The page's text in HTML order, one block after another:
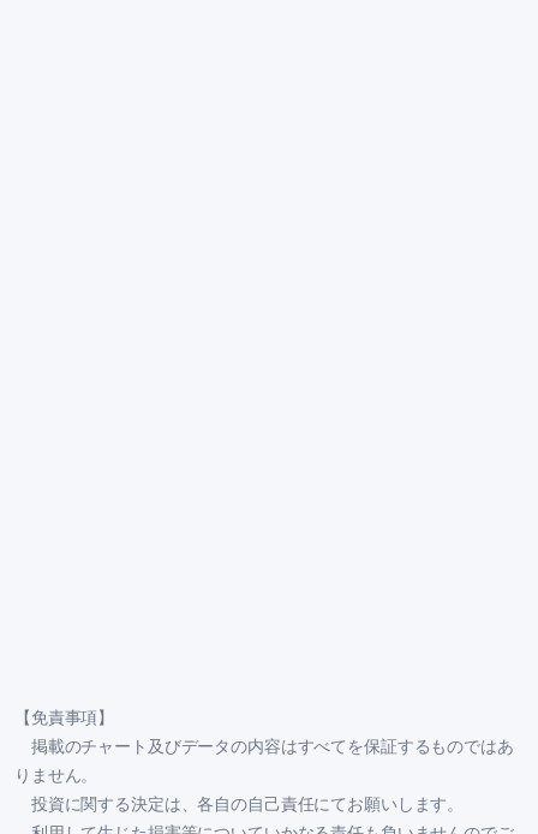
【免責事項】
掲載のチャート及びデータの内容はすべてを保証するものではあ
りません。
投資に関する決定は、各自の自己責任にてお願いします。